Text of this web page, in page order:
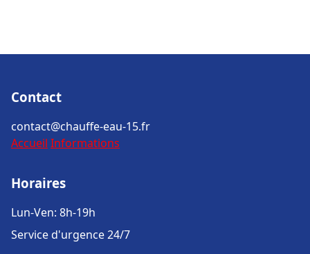
Contact
contact@chauffe-eau-15.fr
Accueil Informations
Horaires
Lun-Ven: 8h-19h
Service d'urgence 24/7